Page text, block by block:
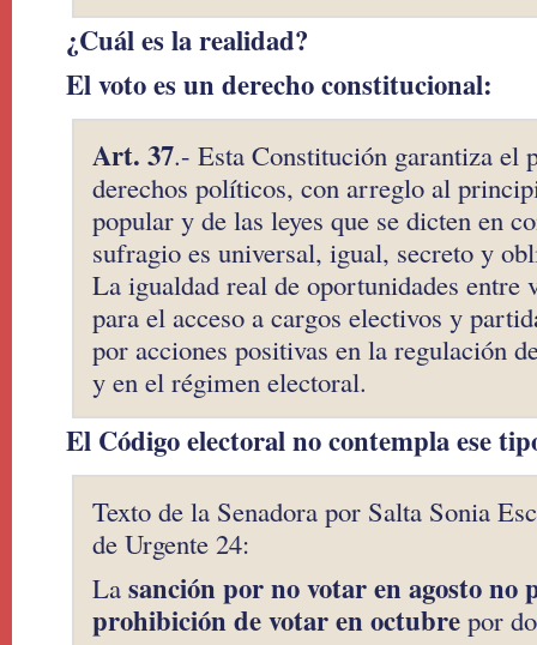
¿Cuál es la realidad?
El voto es un derecho constitucional:
Art. 37.- Esta Constitución garantiza el
derechos políticos, con arreglo al
popular y de las leyes que se dicten en
sufragio es universal, igual, secreto y
La igualdad real de oportunidades entre
para el acceso a cargos electivos y
por acciones positivas en la regulación
y en el régimen electoral.
El Código electoral no contempla ese
Texto de la Senadora por Salta Sonia
de Urgente 24:
La sanción por no votar en agosto no
prohibición de votar en octubre por